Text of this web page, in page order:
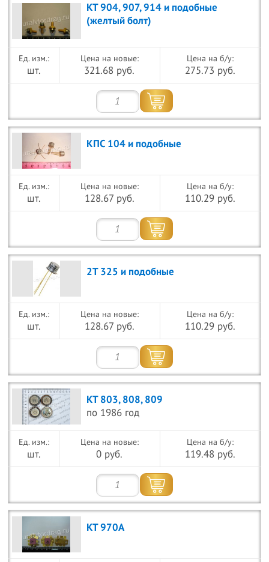
КТ 904, 907, 914 и подобные
(желтый болт)
шт.
Цена на новые:
321.68 руб.
Цена на б/у:
275.73 руб.
КПС 104 и подобные
шт.
Цена на новые:
128.67 руб.
Цена на б/у:
110.29 руб.
2Т 325 и подобные
шт.
Цена на новые:
128.67 руб.
Цена на б/у:
110.29 руб.
КТ 803, 808, 809
по 1986 год
шт.
Цена на новые:
0 руб.
Цена на б/у:
119.48 руб.
КТ 970А